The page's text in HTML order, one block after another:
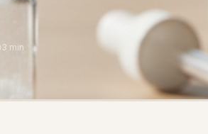
3 min